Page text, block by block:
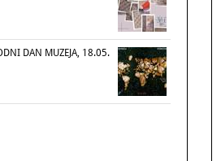
DAN MUZEJA, 18.05.